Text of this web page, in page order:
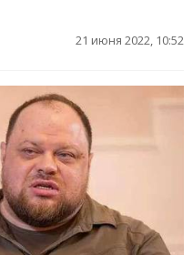
21 июня 2022, 10:52